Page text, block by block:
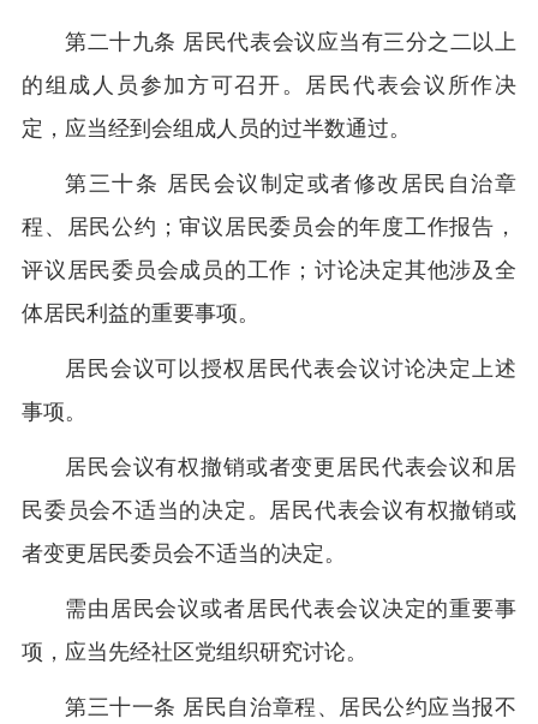
第二十九条 居民代表会议应当有三分之二以上
的组成人员参加方可召开。居民代表会议所作决
定，应当经到会组成人员的过半数通过。
第三十条 居民会议制定或者修改居民自治章
程、居民公约；审议居民委员会的年度工作报告，
评议居民委员会成员的工作；讨论决定其他涉及全
体居民利益的重要事项。
居民会议可以授权居民代表会议讨论决定上述
事项。
居民会议有权撤销或者变更居民代表会议和居
民委员会不适当的决定。居民代表会议有权撤销或
者变更居民委员会不适当的决定。
需由居民会议或者居民代表会议决定的重要事
项，应当先经社区党组织研究讨论。
第三十一条 居民自治章程、居民公约应当报不